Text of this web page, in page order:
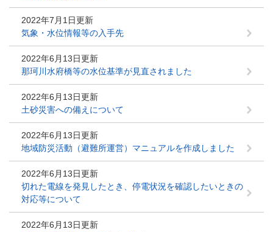
2022年7月1日更新
気象・水位情報等の入手先
2022年6月13日更新
那珂川水府橋等の水位基準が見直されました
2022年6月13日更新
土砂災害への備えについて
2022年6月13日更新
地域防災活動（避難所運営）マニュアルを作成しました
2022年6月13日更新
切れた電線を発見したとき、停電状況を確認したいときの
対応等について
2022年6月13日更新